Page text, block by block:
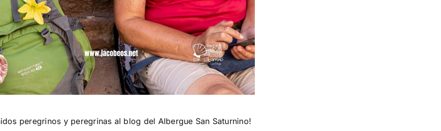
peregrinos y peregrinas al blog del Albergue San Saturnino!